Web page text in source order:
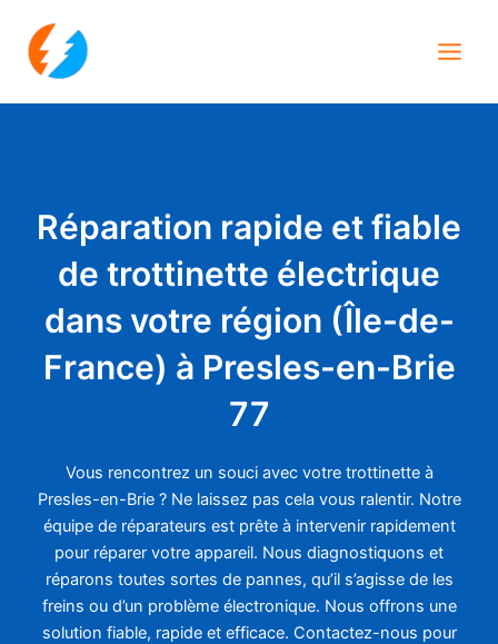
contenu
Réparation rapide et fiable
de trottinette électrique
dans votre région (Île-de-
France) à Presles-en-Brie
77
Vous rencontrez un souci avec votre trottinette à
Presles-en-Brie ? Ne laissez pas cela vous ralentir. Notre
équipe de réparateurs est prête à intervenir rapidement
pour réparer votre appareil. Nous diagnostiquons et
réparons toutes sortes de pannes, qu’il s’agisse de les
freins ou d’un problème électronique. Nous offrons une
solution fiable, rapide et efficace. Contactez-nous pour